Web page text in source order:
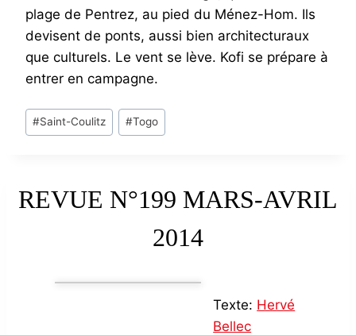
plage de Pentrez, au pied du Ménez-Hom. Ils
devisent de ponts, aussi bien architecturaux
que culturels. Le vent se lève. Kofi se prépare à
entrer en campagne.
Post
Tags:
#Saint-Coulitz #Togo
REVUE N°199 MARS-AVRIL
2014
Texte: Hervé
Bellec